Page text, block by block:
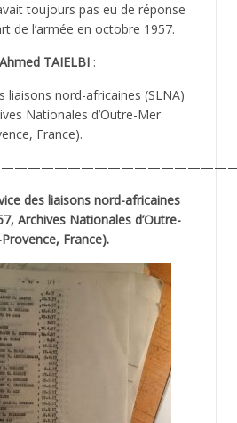
toujours pas eu de réponse
de l’armée en octobre 1957.
TAIELBI:
liaisons nord-africaines (SLNA)
Nationales d’Outre-Mer
France).
des liaisons nord-africaines
Archives Nationales d’Outre-
France).